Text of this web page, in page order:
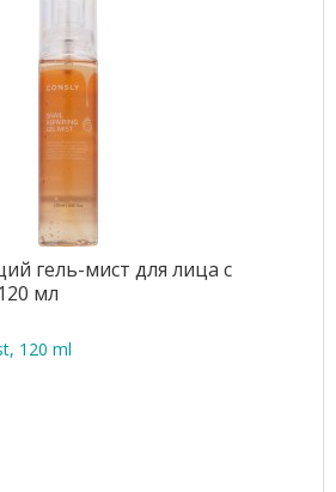
гель-мист для лица с
мл
120 ml